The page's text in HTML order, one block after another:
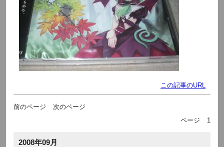
この記事のURL
前のページ
次のページ
ページ
1
2008年09月